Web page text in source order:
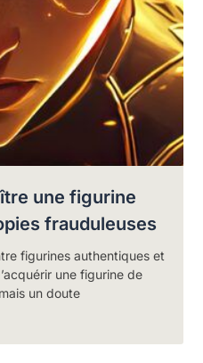
une figurine
frauduleuses
figurines authentiques et
une figurine de
un doute